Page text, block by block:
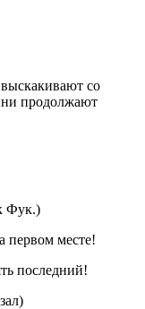
со
продолжают
Фук.)
первом месте!
последний!